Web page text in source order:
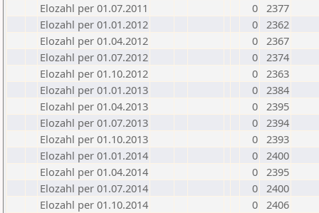
Elozahl per 01.07.2011
0 2377
Elozahl per 01.01.2012
0 2362
Elozahl per 01.04.2012
0 2367
Elozahl per 01.07.2012
0 2374
Elozahl per 01.10.2012
0 2363
Elozahl per 01.01.2013
0 2384
Elozahl per 01.04.2013
0 2395
Elozahl per 01.07.2013
0 2394
Elozahl per 01.10.2013
0 2393
Elozahl per 01.01.2014
0 2400
Elozahl per 01.04.2014
0 2395
Elozahl per 01.07.2014
0 2400
Elozahl per 01.10.2014
0 2406